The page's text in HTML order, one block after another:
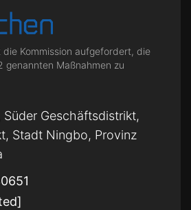
die Kommission aufgefordert, die
genannten Maßnahmen zu
Geschäftsdistrikt,
Stadt Ningbo, Provinz